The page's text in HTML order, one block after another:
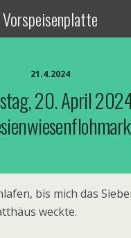
Vorspeisenplatte
21.4.2024
20. April
bis mich das
weckte.